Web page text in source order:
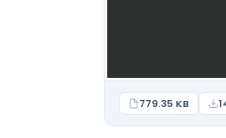
779.35 KB